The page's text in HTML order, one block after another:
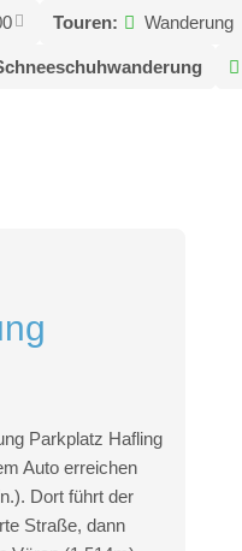
Touren: Wanderung
Parkplatz Hafling
Auto erreichen
Dort führt der
Straße, dann